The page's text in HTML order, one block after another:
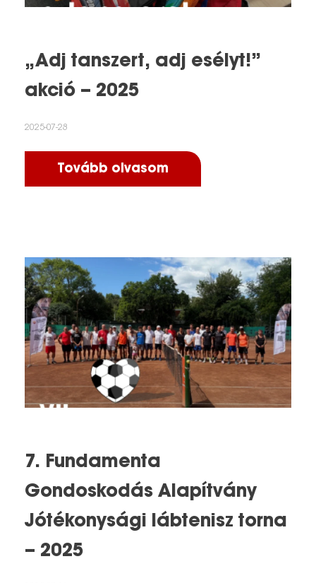
„Adj tanszert, adj esélyt!”
akció – 2025
2025-07-28
Tovább olvasom
7. Fundamenta
Gondoskodás Alapítvány
Jótékonysági lábtenisz torna
– 2025